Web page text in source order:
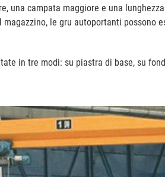
una campata maggiore e una
le gru autoportanti possono
in tre modi: su piastra di base, su